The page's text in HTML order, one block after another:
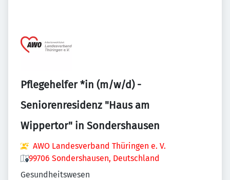
Pflegehelfer *in (m/w/d) -
Seniorenresidenz "Haus am
Wippertor" in Sondershausen
AWO Landesverband Thüringen e. V.
99706 Sondershausen, Deutschland
Gesundheitswesen